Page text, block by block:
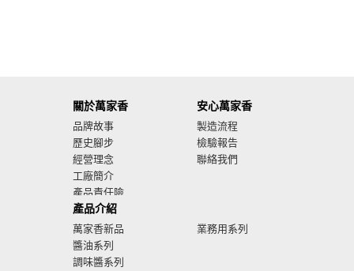
關於萬家香
品牌故事
歷史腳步
經營理念
工廠簡介
產品責任險
廣告影音
產品介紹
萬家香新品
醬油系列
調味醬系列
業務用系列
安心萬家香
製造流程
檢驗報告
聯絡我們